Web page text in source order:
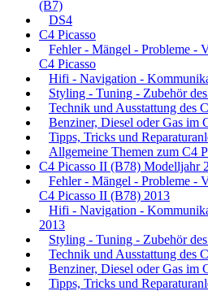
(B7)
DS4
C4 Picasso
Fehler - Mängel - Probleme -
C4 Picasso
Hifi - Navigation -
Styling - Tuning - Zubehör
Technik und Ausstattung des
Benziner, Diesel oder Gas im
Tipps, Tricks und
Allgemeine Themen zum C4
C4 Picasso II (B78) Modelljahr
Fehler - Mängel - Probleme -
C4 Picasso II (B78) 2013
Hifi - Navigation -
2013
Styling - Tuning - Zubehör
Technik und Ausstattung des
Benziner, Diesel oder Gas im
Tipps, Tricks und